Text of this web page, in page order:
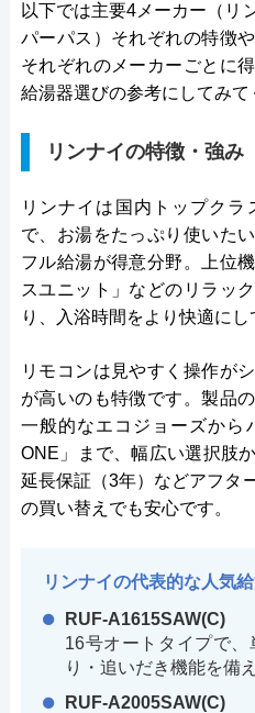
以下では主要4メーカー（リ
パーパス）それぞれの特徴
それぞれのメーカーごとに
給湯器選びの参考にしてみて
リンナイの特徴・強み
リンナイは国内トップク
で、お湯をたっぷり使いた
フル給湯が得意分野。上位
スユニット」などのリラッ
り、入浴時間をより快適にし
リモコンは見やすく操作が
が高いのも特徴です。製品
一般的なエコジョーズから
ONE」まで、幅広い選択肢
延長保証（3年）などアフタ
の買い替えでも安心です。
リンナイの代表的な人気
RUF-A1615SAW(C)
16号オートタイプで
り・追いだき機能を備
RUF-A2005SAW(C)